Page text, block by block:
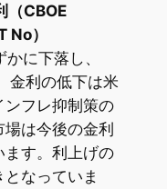
（CBOE
）
に下落し、
金利の低下は米
ンフレ抑制策の
は今後の金利
す。利上げの
なっていま